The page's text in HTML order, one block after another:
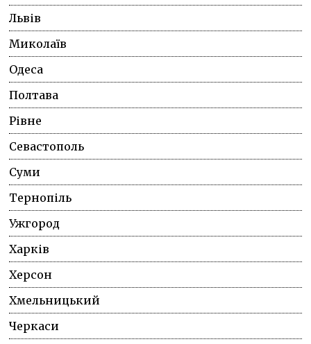
Львів
Миколаїв
Одеса
Полтава
Рівне
Севастополь
Суми
Тернопіль
Ужгород
Харків
Херсон
Хмельницький
Черкаси